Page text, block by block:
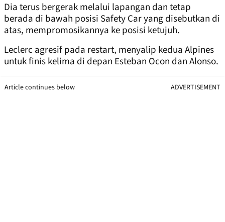
Dia terus bergerak melalui lapangan dan tetap
berada di bawah posisi Safety Car yang disebutkan di
atas, mempromosikannya ke posisi ketujuh.
Leclerc agresif pada restart, menyalip kedua Alpines
untuk finis kelima di depan Esteban Ocon dan Alonso.
Article continues below ADVERTISEMENT